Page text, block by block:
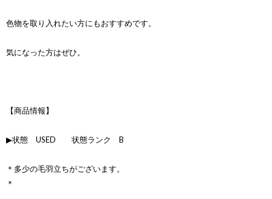
色物を取り入れたい方にもおすすめです。
気になった方はぜひ。
【商品情報】
▶状態 USED 状態ランク B
＊多少の毛羽立ちがございます。
＊